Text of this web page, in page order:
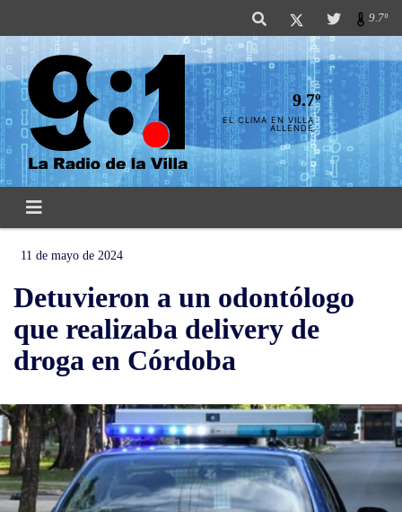
9.7º
9.7º
EL CLIMA EN VILLA
ALLENDE
11 de mayo de 2024
Detuvieron a un odontólogo
que realizaba delivery de
droga en Córdoba